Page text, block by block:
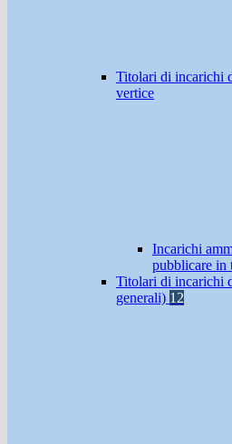
Titolari di incarichi
vertice
Incarichi
pubblicare in
Titolari di incarichi
generali) 12